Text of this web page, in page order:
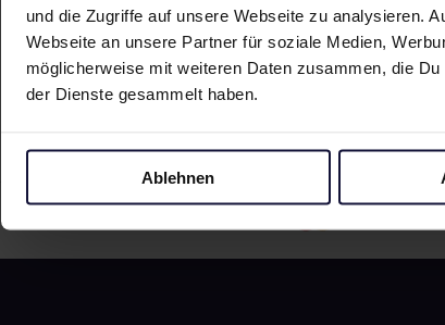
und die Zugriffe auf unsere Webseite zu analysieren.
Webseite an unsere Partner für soziale Medien,
möglicherweise mit weiteren Daten zusammen, die
der Dienste gesammelt haben.
Ablehnen